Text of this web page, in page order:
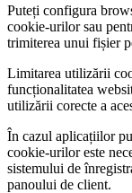
Puteți configura
cookie-urilor sau
trimiterea unui fișier
Limitarea utilizării
funcționalitatea
utilizării corecte a
În cazul aplicațiilor
cookie-urilor este
sistemului de
panoului de client.